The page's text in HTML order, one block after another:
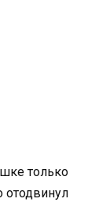
только
отодвинул